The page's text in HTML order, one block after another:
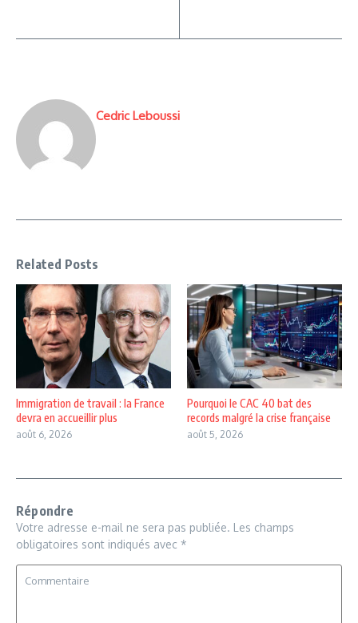
Cedric Leboussi
Related Posts
Immigration de travail : la France
devra en accueillir plus
août 6, 2026
Pourquoi le CAC 40 bat des
records malgré la crise française
août 5, 2026
Répondre
Votre adresse e-mail ne sera pas publiée. Les champs
obligatoires sont indiqués avec *